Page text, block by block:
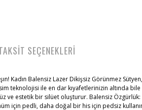
Kadın Balensiz Lazer Dikişsiz Görünmez
teknolojisi ile en dar kıyafetlerinizin altında
ve estetik bir silüet oluşturur. Balensiz Özgürlük:
için pedli, daha doğal bir his için pedsiz
SEÇENEKLERİ